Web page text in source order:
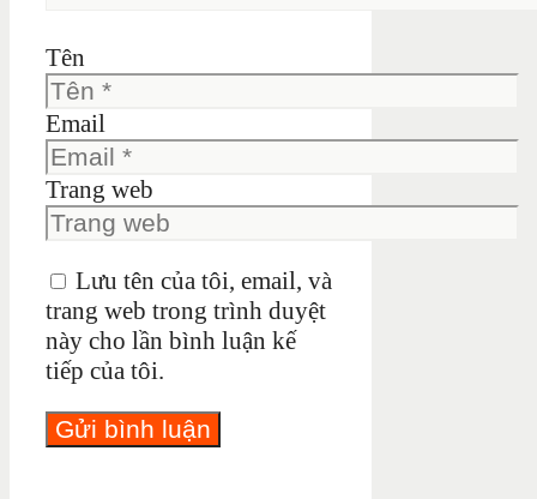
Tên
Email
Trang web
Lưu tên của tôi, email, và
trang web trong trình duyệt
này cho lần bình luận kế
tiếp của tôi.